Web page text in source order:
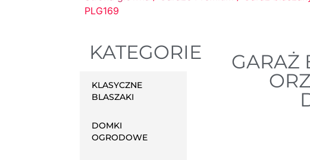
PLG169
KATEGORIE
KLASYCZNE
BLASZAKI
DOMKI
OGRODOWE
GARAŻ